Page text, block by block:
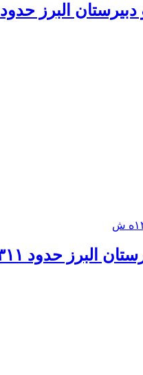
البرز حدود ۱۳۱۱ه ش
حدود ۱۳۱۱ه ش